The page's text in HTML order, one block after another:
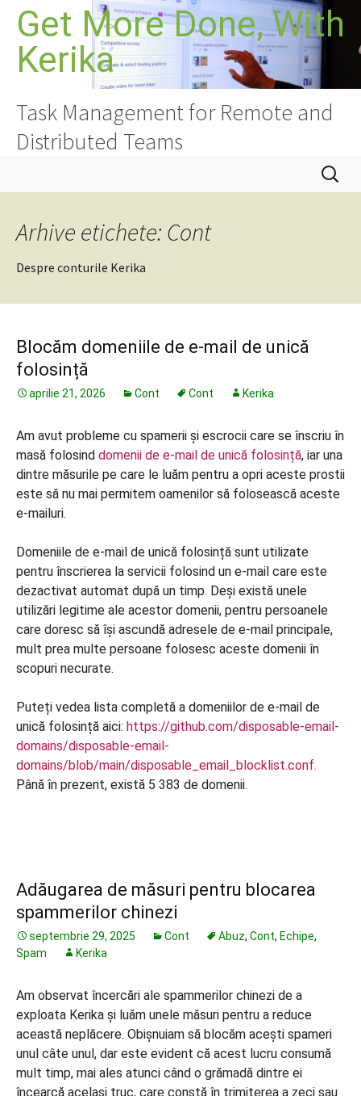
conținut
Get More Done, With
Kerika
Task Management for Remote and
Distributed Teams
Caută
după:
Arhive etichete: Cont
Despre conturile Kerika
Blocăm domeniile de e-mail de unică
folosință
aprilie 21, 2026 Cont Cont Kerika
Am avut probleme cu spamerii și escrocii care se înscriu în
masă folosind domenii de e-mail de unică folosință, iar una
dintre măsurile pe care le luăm pentru a opri aceste prostii
este să nu mai permitem oamenilor să folosească aceste
e-mailuri.
Domeniile de e-mail de unică folosință sunt utilizate
pentru înscrierea la servicii folosind un e-mail care este
dezactivat automat după un timp. Deși există unele
utilizări legitime ale acestor domenii, pentru persoanele
care doresc să își ascundă adresele de e-mail principale,
mult prea multe persoane folosesc aceste domenii în
scopuri necurate.
Puteți vedea lista completă a domeniilor de e-mail de
unică folosință aici: https://github.com/disposable-email-
domains/disposable-email-
domains/blob/main/disposable_email_blocklist.conf.
Până în prezent, există 5 383 de domenii.
Adăugarea de măsuri pentru blocarea
spammerilor chinezi
septembrie 29, 2025 Cont Abuz, Cont, Echipe,
Spam
Kerika
Am observat încercări ale spammerilor chinezi de a
exploata Kerika și luăm unele măsuri pentru a reduce
această neplăcere. Obișnuiam să blocăm acești spameri
unul câte unul, dar este evident că acest lucru consumă
mult timp, mai ales atunci când o grămadă dintre ei
încearcă același truc, care constă în trimiterea a zeci sau